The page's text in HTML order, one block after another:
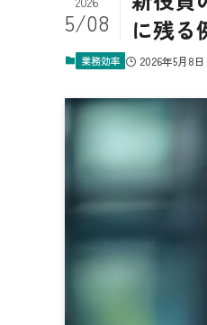
に残る
5/08
業務効率 2026年5月8日